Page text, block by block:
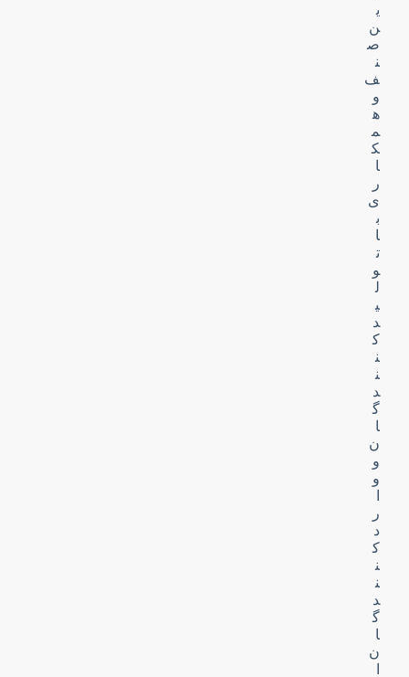
ی
ن
ص
ن
ف
و
ه
م
ک
ا
ر
ی
ب
ا
ت
و
ل
ی
د
ک
ن
ن
د
گ
ا
ن
و
و
ر
د
ک
ن
ن
د
گ
ا
ن